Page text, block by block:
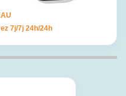
7j/7j 24h/24h